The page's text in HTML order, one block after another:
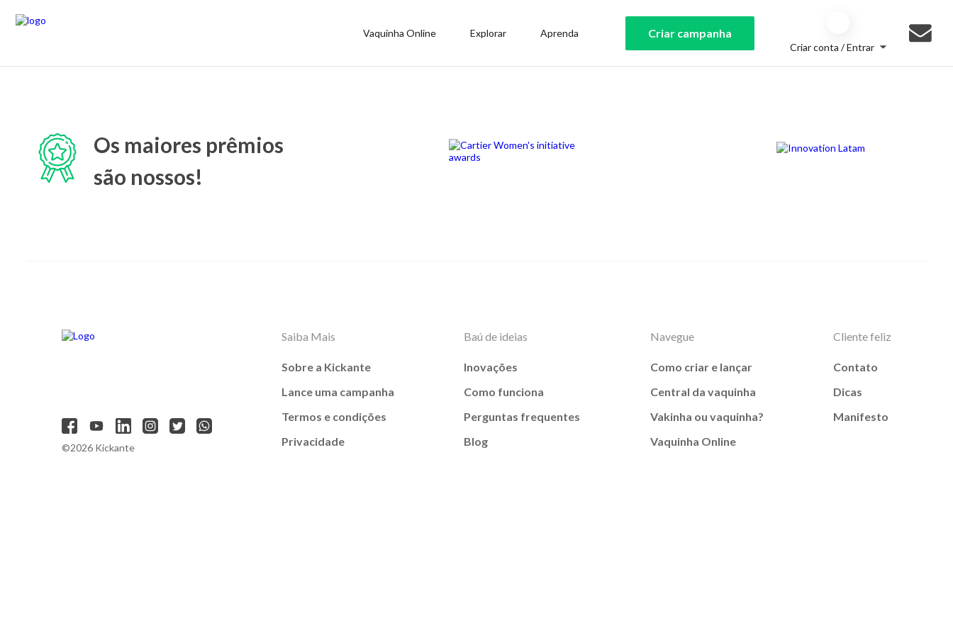
Vaquinha Online Explorar Aprenda Criar campanha
Criar conta / Entrar
Os maiores prêmios
são nossos!
©2026 Kickante
Saiba Mais
Sobre a Kickante
Lance uma campanha
Termos e condições
Privacidade
Baú de ideias
Inovações
Como funciona
Perguntas frequentes
Blog
Navegue
Como criar e lançar
Central da vaquinha
Vakinha ou vaquinha?
Vaquinha Online
Cliente feliz
Contato
Dicas
Manifesto